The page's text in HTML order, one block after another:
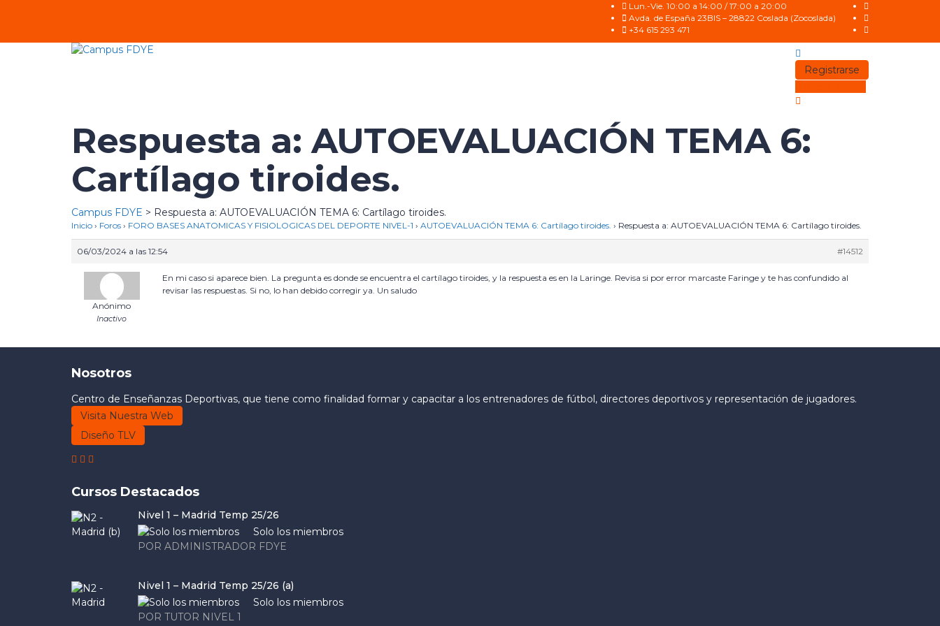
Lun.-Vie. 10:00 a 14:00 / 17:00 a 20:00
Avda. de España 23BIS – 28822 Coslada (Zocoslada)
+34 615 293 471
Registrarse
Respuesta a: AUTOEVALUACIÓN TEMA 6:
Cartílago tiroides.
Campus FDYE > Respuesta a: AUTOEVALUACIÓN TEMA 6: Cartílago tiroides.
Inicio › Foros › FORO BASES ANATOMICAS Y FISIOLOGICAS DEL DEPORTE NIVEL-1 › AUTOEVALUACIÓN TEMA 6: Cartílago tiroides. › Respuesta a: AUTOEVALUACIÓN TEMA 6: Cartílago tiroides.
06/03/2024 a las 12:54 #14512
Anónimo
Inactivo
En mi caso si aparece bien. La pregunta es donde se encuentra el cartílago tiroides, y la respuesta es en la Laringe. Revisa si por error marcaste Faringe y te has confundido al
revisar las respuestas. Si no, lo han debido corregir ya. Un saludo
Nosotros
Centro de Enseñanzas Deportivas, que tiene como finalidad formar y capacitar a los entrenadores de fútbol, directores deportivos y representación de jugadores.
Visita Nuestra Web
Diseño TLV
Cursos Destacados
Nivel 1 – Madrid Temp 25/26
Solo los miembros
POR ADMINISTRADOR FDYE
Nivel 1 – Madrid Temp 25/26 (a)
Solo los miembros
POR TUTOR NIVEL 1